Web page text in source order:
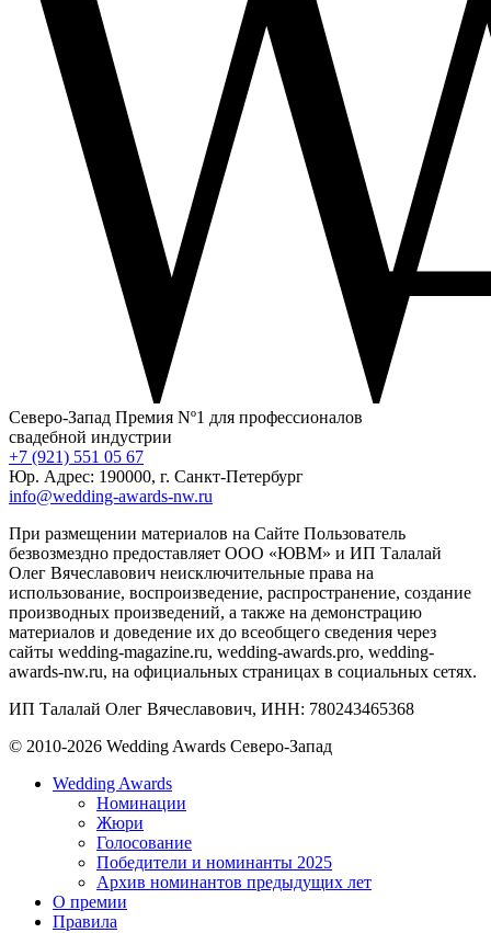
Северо-Запад Премия Nº1 для профессионалов
свадебной индустрии
+7 (921) 551 05 67
Юр. Адрес: 190000, г. Санкт-Петербург
info@wedding-awards-nw.ru
При размещении материалов на Сайте Пользователь
безвозмездно предоставляет ООО «ЮВМ» и ИП Талалай
Олег Вячеславович неисключительные права на
использование, воспроизведение, распространение, создание
производных произведений, а также на демонстрацию
материалов и доведение их до всеобщего сведения через
сайты wedding-magazine.ru, wedding-awards.pro, wedding-
awards-nw.ru, на официальных страницах в социальных сетях.
ИП Талалай Олег Вячеславович, ИНН: 780243465368
© 2010-2026 Wedding Awards Северо-Запад
Wedding Awards
Номинации
Жюри
Голосование
Победители и номинанты 2025
Архив номинантов предыдущих лет
О премии
Правила